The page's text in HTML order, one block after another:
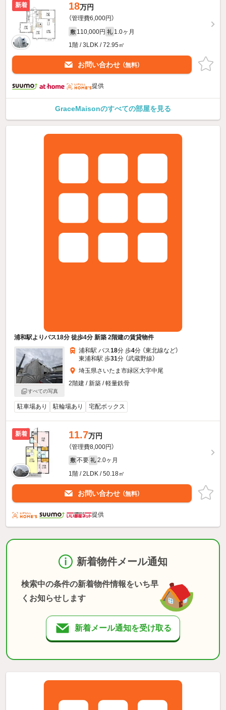
新着 18万円
（管理費6,000円）
敷 110,000円 礼 1.0ヶ月
1階 / 3LDK / 72.95㎡
お問い合わせ （無料）
提供
GraceMaisonのすべての部屋を見る
浦和駅よりバス18分 徒歩4分 新築 2階建の賃貸物件
すべての写真
浦和駅 バス18分 歩4分 （東北線など）
東浦和駅 歩31分 （武蔵野線）
埼玉県さいたま市緑区大字中尾
2階建 / 新築 / 軽量鉄骨
駐車場あり 駐輪場あり 宅配ボックス
新着 11.7万円
（管理費8,000円）
敷 不要 礼 2.0ヶ月
1階 / 2LDK / 50.18㎡
お問い合わせ （無料）
提供
新着物件メール通知
検索中の条件の新着物件情報をいち早
くお知らせします
新着メール通知を受け取る